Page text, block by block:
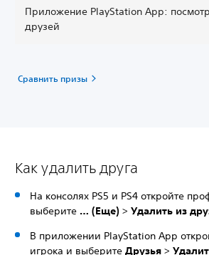
Приложение PlayStation App:
друзей
Сравнить призы
Как удалить друга
На консолях PS5 и PS4 откройте
выберите … (Еще) > Удалить из
В приложении PlayStation App
игрока и выберите Друзья >